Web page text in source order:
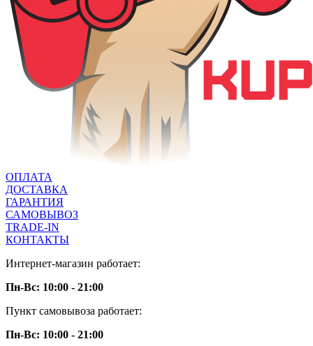
ОПЛАТА
ДОСТАВКА
ГАРАНТИЯ
САМОВЫВОЗ
TRADE-IN
КОНТАКТЫ
Интернет-магазин работает:
Пн-Вс: 10:00 - 21:00
Пункт самовывоза работает:
Пн-Вс: 10:00 - 21:00